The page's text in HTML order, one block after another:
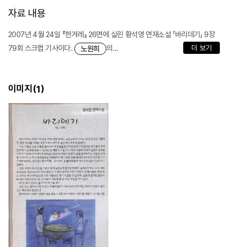
자료 내용
2007년 4월 24일 『한겨레』 26면에 실린 황석영 연재소설 「바리데기」 9장
79회 스크랩 기사이다.
노원희 의... 더 보기
이미지(1)